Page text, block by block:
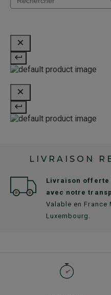
LIVRAISON
Livraison offerte
avec notre
Valable en
Luxembourg.